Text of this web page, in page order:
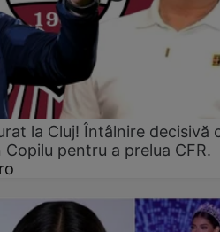
la Cluj! Întâlnire decisivă
pentru a prelua CFR.